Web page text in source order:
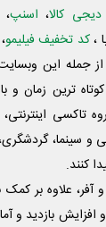
دیجی کالا، اسنپ
،کد تخفیف فیلیمو
از جمله این
ترین زمان و
تاکسی
و سینما،
کنند.
آفر، علاوه بر
افزایش بازدید و